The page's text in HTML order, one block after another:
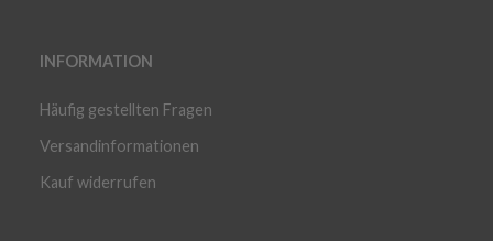
INFORMATION
Häufig gestellten Fragen
Versandinformationen
Kauf widerrufen